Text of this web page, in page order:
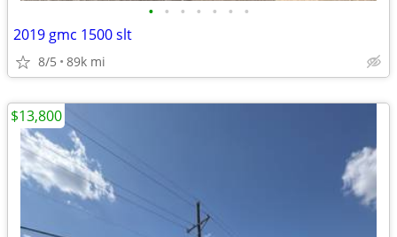
• • • • • • •
2019 gmc 1500 slt
8/5 89k mi
$13,800